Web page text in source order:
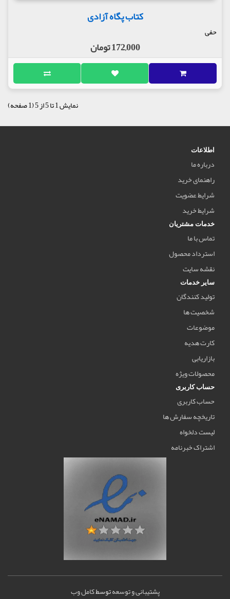
کتاب پگاه آزادی
حفی
172,000 تومان
نمایش 1 تا 5 از 5 (1 صفحه)
اطلاعات
درباره ما
راهنمای خرید
شرایط عضویت
شرایط خرید
خدمات مشتریان
تماس با ما
استرداد محصول
نقشه سایت
سایر خدمات
تولید کنندگان
شخصیت ها
موضوعات
کارت هدیه
بازاریابی
محصولات ویژه
حساب کاربری
حساب کاربری
تاریخچه سفارش ها
لیست دلخواه
اشتراک خبرنامه
پشتیبانی و توسعهتوسطکامل وب